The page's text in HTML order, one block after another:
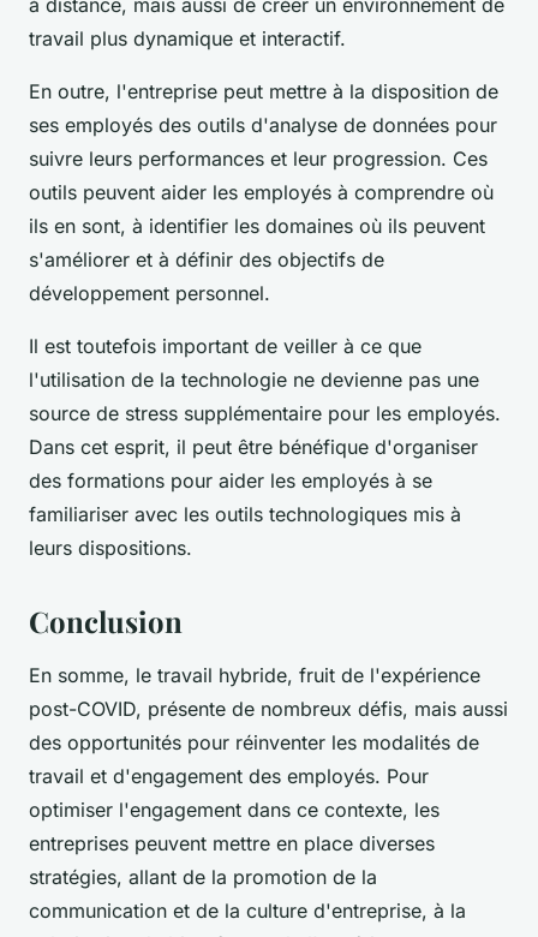
à distance, mais aussi de créer un environnement de
travail plus dynamique et interactif.
En outre, l'entreprise peut mettre à la disposition de
ses employés des outils d'analyse de données pour
suivre leurs performances et leur progression. Ces
outils peuvent aider les employés à comprendre où
ils en sont, à identifier les domaines où ils peuvent
s'améliorer et à définir des objectifs de
développement personnel.
Il est toutefois important de veiller à ce que
l'utilisation de la technologie ne devienne pas une
source de stress supplémentaire pour les employés.
Dans cet esprit, il peut être bénéfique d'organiser
des formations pour aider les employés à se
familiariser avec les outils technologiques mis à
leurs dispositions.
Conclusion
En somme, le travail hybride, fruit de l'expérience
post-COVID, présente de nombreux défis, mais aussi
des opportunités pour réinventer les modalités de
travail et d'engagement des employés. Pour
optimiser l'engagement dans ce contexte, les
entreprises peuvent mettre en place diverses
stratégies, allant de la promotion de la
communication et de la culture d'entreprise, à la